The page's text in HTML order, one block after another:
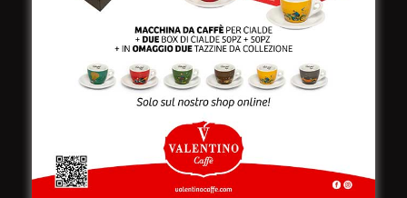
+39 0832 279866
info@valentinocaffespa.com
02583710757